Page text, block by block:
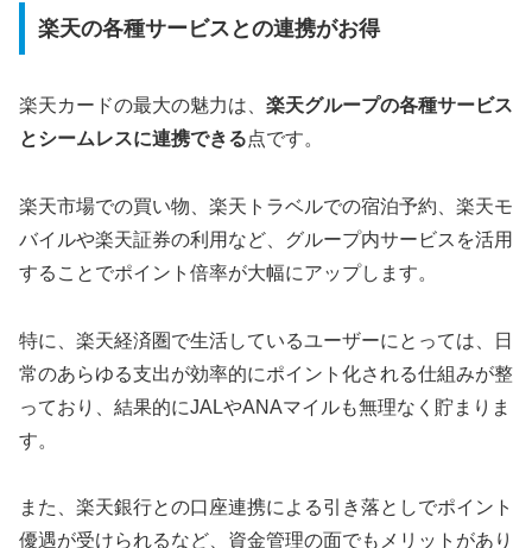
楽天の各種サービスとの連携がお得
楽天カードの最大の魅力は、 楽天グループの各種サービス
とシームレスに連携できる点です。
楽天市場での買い物、楽天トラベルでの宿泊予約、楽天モ
バイルや楽天証券の利用など、グループ内サービスを活用
することでポイント倍率が大幅にアップします。
特に、楽天経済圏で生活しているユーザーにとっては、日
常のあらゆる支出が効率的にポイント化される仕組みが整
っており、結果的にJALやANAマイルも無理なく貯まりま
す。
また、楽天銀行との口座連携による引き落としでポイント
優遇が受けられるなど、資金管理の面でもメリットがあり